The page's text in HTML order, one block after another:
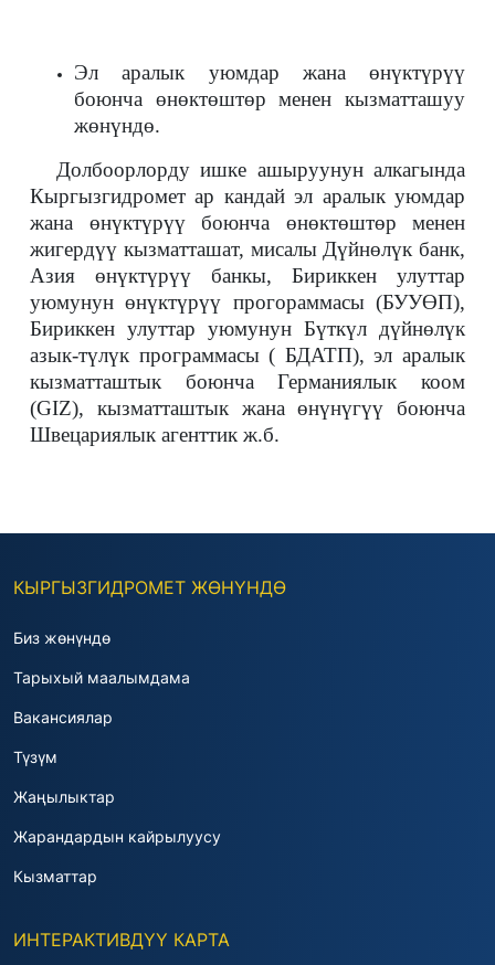
Эл аралык уюмдар жана өнүктүрүү
боюнча өнөктөштөр менен кызматташуу
жөнүндө.
Долбоорлорду ишке ашыруунун алкагында
Кыргызгидромет ар кандай эл аралык уюмдар
жана өнүктүрүү боюнча өнөктөштөр менен
жигердүү кызматташат, мисалы Дүйнөлүк банк,
Азия өнүктүрүү банкы, Бириккен улуттар
уюмунун өнүктүрүү прогораммасы (БУУӨП),
Бириккен улуттар уюмунун Бүткүл дүйнөлүк
азык-түлүк программасы ( БДАТП), эл аралык
кызматташтык боюнча Германиялык коом
(GIZ), кызматташтык жана өнүнүгүү боюнча
Швецариялык агенттик ж.б.
КЫРГЫЗГИДРОМЕТ ЖӨНҮНДӨ
Биз жөнүндө
Тарыхый маалымдама
Вакансиялар
Түзүм
Жаңылыктар
Жарандардын кайрылуусу
Кызматтар
ИНТЕРАКТИВДҮҮ КАРТА